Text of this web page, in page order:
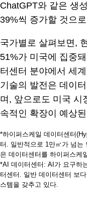
ChatGPT와 같은 생
39%씩 증가할 것으
국가별로 살펴보면,
51%가 미국에 집중
터센터 분야에서 세
기술의 발전은 데이
며, 앞으로도 미국 시
속적인 확장이 예상
*하이퍼스케일 데이터센터
터. 일반적으로 1만㎡가 넘는
은 데이터센터를 하이퍼스케
*AI 데이터센터: AI가 요구하
터센터. 일반 데이터센터 보
스템을 갖추고 있다.